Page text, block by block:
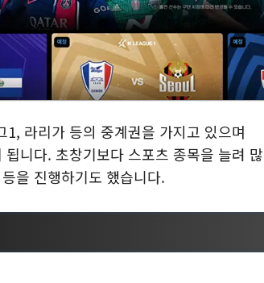
라리가 등의 중계권을 가지고 있으며
니다. 초창기보다 스포츠 종목을 늘려 많
을 진행하기도 했습니다.